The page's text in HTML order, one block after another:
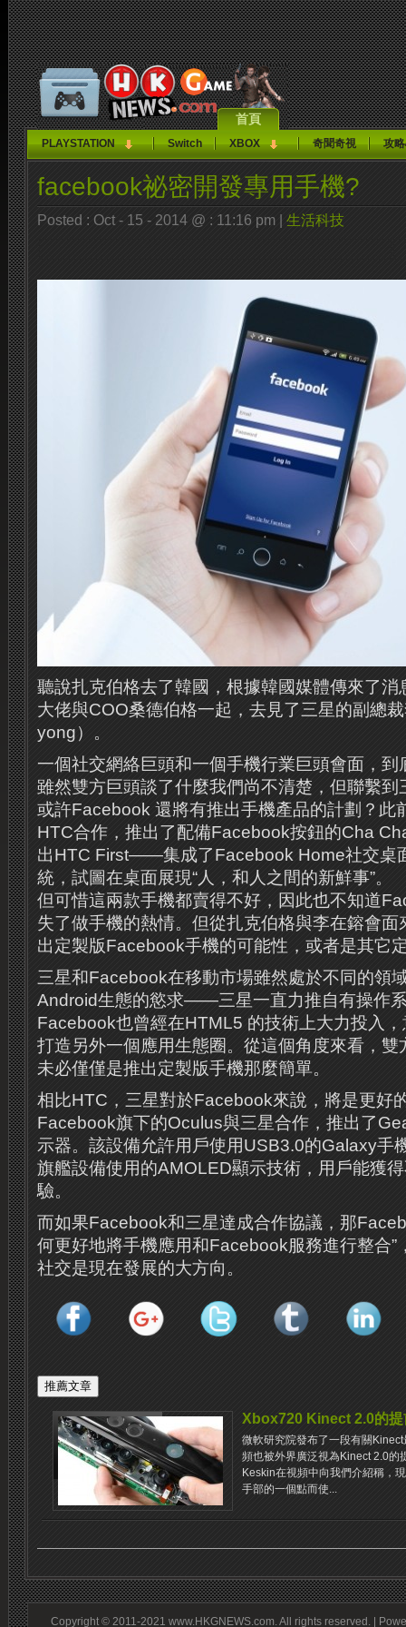
首頁
PLAYSTATION Switch XBOX 奇聞奇視 攻
facebook祕密開發專用手機?
Posted : Oct - 15 - 2014 @ : 11:16 pm | 生活科技
聽說扎克伯格去了韓國，根據韓國媒體傳來了
大佬與COO桑德伯格一起，去見了三星的副總
yong）。
一個社交網絡巨頭和一個手機行業巨頭會面，到
雖然雙方巨頭談了什麼我們尚不清楚，但聯繫到
或許Facebook 還將有推出手機產品的計劃？此
HTC合​​作，推出了配備Facebook按鈕的Cha
出HTC First——集成了Facebook Home社交桌
統，試圖在桌面展現“人，和人之間的新鮮事”。
但可惜這兩款手機都賣得不好，因此也不知道
失了做手機的熱情。但從扎克伯格與李在鎔會
出定製版Facebook手機的可能性，或者是其它
三星和Facebook在移動市場雖然處於不同的領
Android生態的慾求——三星一直力推自有操作
Facebook也曾經在HTML5 的技術上大力投入
打造另外一個應用生態圈。從這個角度來看，雙
未必僅僅是推出定製版手機那麼簡單。
相比HTC，三星對於Facebook來說，將是更好
Facebook旗下的Oculus與三星合作，推出了
示器。該設備允許用戶使用USB3.0的Galaxy手
旗艦設備使用的AMOLED顯示技術，用戶能獲
驗。
而如果Facebook和三星達成合作協議，那
何更好地將手機應用和Facebook服務進行整合”
社交是現在發展的大方向。
Xbox720 Kinect 2.0的提
微軟研究院發布了一段有關
頻也被外界廣泛視為Kinect 2.0的
Keskin在視頻中向我們介紹稱，
手部的一個點而使...
Copyright © 2011-2021 www.HKGNEWS.com. All rights reserved. |